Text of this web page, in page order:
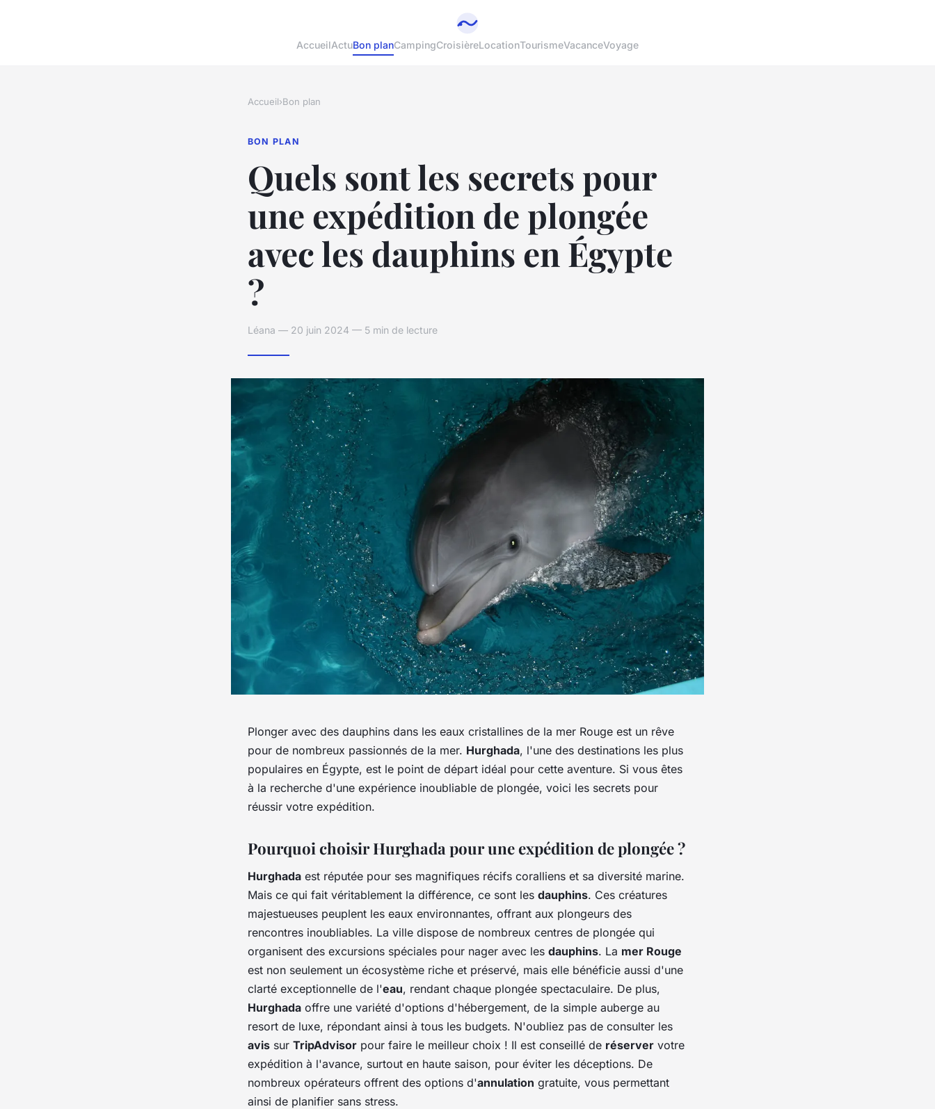
AccueilActuBon planCampingCroisièreLocationTourismeVacanceVoyage
Accueil›Bon plan
BON PLAN
Quels sont les secrets pour
une expédition de plongée
avec les dauphins en Égypte
?
Léana — 20 juin 2024 — 5 min de lecture
Plonger avec des dauphins dans les eaux cristallines de la mer Rouge est un rêve
pour de nombreux passionnés de la mer. Hurghada, l'une des destinations les plus
populaires en Égypte, est le point de départ idéal pour cette aventure. Si vous êtes
à la recherche d'une expérience inoubliable de plongée, voici les secrets pour
réussir votre expédition.
Pourquoi choisir Hurghada pour une expédition de plongée ?
Hurghada est réputée pour ses magnifiques récifs coralliens et sa diversité marine.
Mais ce qui fait véritablement la différence, ce sont les dauphins. Ces créatures
majestueuses peuplent les eaux environnantes, offrant aux plongeurs des
rencontres inoubliables. La ville dispose de nombreux centres de plongée qui
organisent des excursions spéciales pour nager avec les dauphins. La mer Rouge
est non seulement un écosystème riche et préservé, mais elle bénéficie aussi d'une
clarté exceptionnelle de l'eau, rendant chaque plongée spectaculaire. De plus,
Hurghada offre une variété d'options d'hébergement, de la simple auberge au
resort de luxe, répondant ainsi à tous les budgets. N'oubliez pas de consulter les
avis sur TripAdvisor pour faire le meilleur choix ! Il est conseillé de réserver votre
expédition à l'avance, surtout en haute saison, pour éviter les déceptions. De
nombreux opérateurs offrent des options d'annulation gratuite, vous permettant
ainsi de planifier sans stress.